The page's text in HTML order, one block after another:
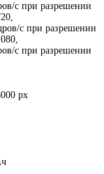
с при разрешении
с при разрешении
с при разрешении
px